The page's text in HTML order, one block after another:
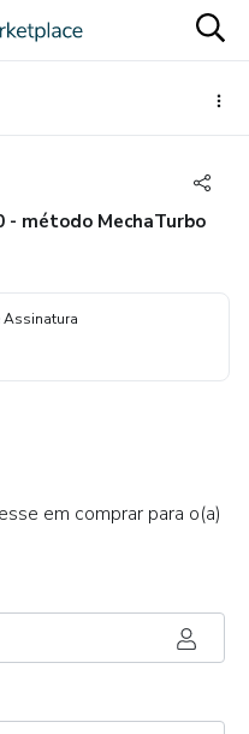
- método MechaTurbo
Assinatura
em comprar para o(a)